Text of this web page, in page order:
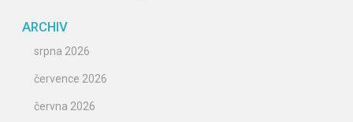
ARCHIV
srpna 2026
července 2026
června 2026